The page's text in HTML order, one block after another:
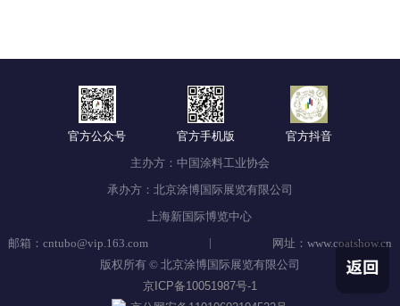
官方公众号 官方手机版
官方抖音
主办方：中国涂料工业协会
承办方：北京涂博国际展览有限公司
上海新国际博览中心
邮箱：cntubo@vip.163.com
|
网址：www.coatshow.cn
版权所有 © 北京涂博国际展览有限公司
京ICP备10051987号-1